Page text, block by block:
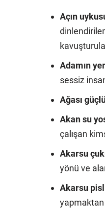
Açın
Adamın
sessiz
Ağası
Akan su
çalışan
Akarsu
yönü ve
Akarsu